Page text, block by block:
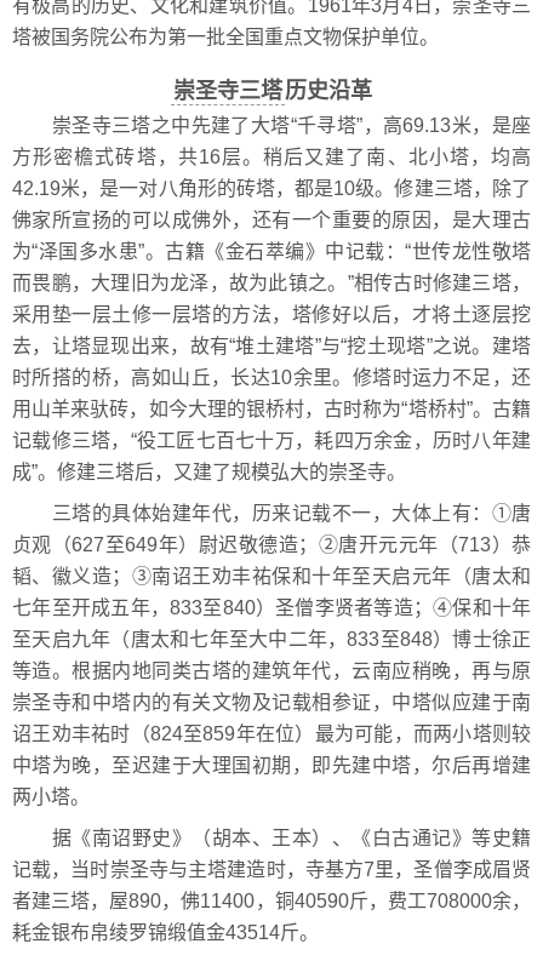
有极高的历史、文化和建筑价值。1961年3月4日，崇圣寺三
塔被国务院公布为第一批全国重点文物保护单位。
崇圣寺三塔历史沿革
崇圣寺三塔之中先建了大塔“千寻塔”，高69.13米，是座
方形密檐式砖塔，共16层。稍后又建了南、北小塔，均高
42.19米，是一对八角形的砖塔，都是10级。修建三塔，除了
佛家所宣扬的可以成佛外，还有一个重要的原因，是大理古
为“泽国多水患”。古籍《金石萃编》中记载：“世传龙性敬塔
而畏鹏，大理旧为龙泽，故为此镇之。”相传古时修建三塔，
采用垫一层土修一层塔的方法，塔修好以后，才将土逐层挖
去，让塔显现出来，故有“堆土建塔”与“挖土现塔”之说。建塔
时所搭的桥，高如山丘，长达10余里。修塔时运力不足，还
用山羊来驮砖，如今大理的银桥村，古时称为“塔桥村”。古籍
记载修三塔，“役工匠七百七十万，耗四万余金，历时八年建
成”。修建三塔后，又建了规模弘大的崇圣寺。
三塔的具体始建年代，历来记载不一，大体上有：①唐
贞观（627至649年）尉迟敬德造；②唐开元元年（713）恭
韬、徽义造；③南诏王劝丰祐保和十年至天启元年（唐太和
七年至开成五年，833至840）圣僧李贤者等造；④保和十年
至天启九年（唐太和七年至大中二年，833至848）博士徐正
等造。根据内地同类古塔的建筑年代，云南应稍晚，再与原
崇圣寺和中塔内的有关文物及记载相参证，中塔似应建于南
诏王劝丰祐时（824至859年在位）最为可能，而两小塔则较
中塔为晚，至迟建于大理国初期，即先建中塔，尔后再增建
两小塔。
据《南诏野史》（胡本、王本）、《白古通记》等史籍
记载，当时崇圣寺与主塔建造时，寺基方7里，圣僧李成眉贤
者建三塔，屋890，佛11400，铜40590斤，费工708000余，
耗金银布帛绫罗锦缎值金43514斤。